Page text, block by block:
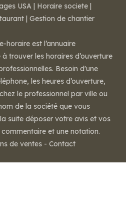
USA | Horaire societe |
| Gestion de chantier
horaire est l’annuaire
trouver les horaires d’ouverture
Besoin d'une
les heures d’ouverture,
le professionnel par ville ou
de la société que vous
suite déposer votre avis et vos
et une notation.
de ventes - Contact